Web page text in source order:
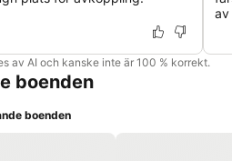
av
av AI och kanske inte är 100 % korrekt.
boenden
boenden